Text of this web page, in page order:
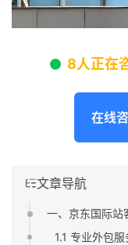
8人正在
在线
文章导航
一、京东国际站
1.1 专业外包